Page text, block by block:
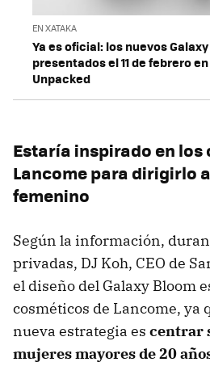
EN XATAKA
Ya es oficial: los nuevos
presentados el 11 de febrero
Unpacked
Estaría inspirado en los
Lancome para dirigirlo
femenino
Según la información,
privadas, DJ Koh, CEO de
el diseño del Galaxy Bloom
cosméticos de Lancome, ya
nueva estrategia es centrar
mujeres mayores de 20